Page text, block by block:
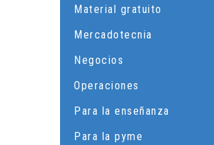
Material gratuito
Mercadotecnia
Negocios
Operaciones
Para la enseñanza
Para la pyme